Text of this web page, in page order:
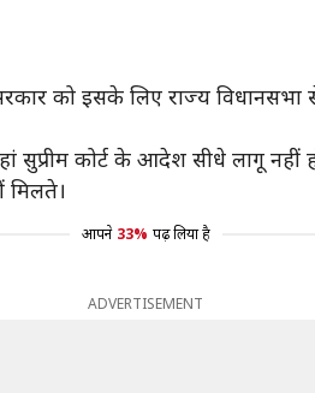
को इसके लिए राज्य विधानसभा
सुप्रीम कोर्ट के आदेश सीधे लागू नहीं
मिलते।
आपने 33% पढ़ लिया है
ADVERTISEMENT